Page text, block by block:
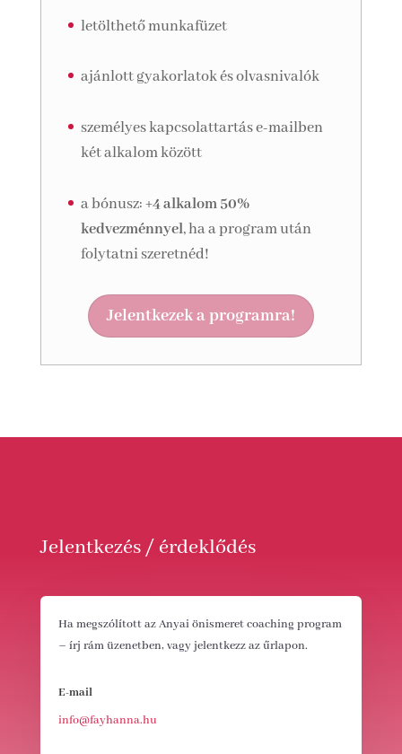
letölthető munkafüzet
ajánlott gyakorlatok és olvasnivalók
személyes kapcsolattartás e-mailben
két alkalom között
a bónusz:+4 alkalom 50%
kedvezménnyel, ha a program után
folytatni szeretnéd!
Jelentkezek a programra!
Jelentkezés / érdeklődés
Ha megszólított az Anyai önismeret coaching program
– írj rám üzenetben, vagy jelentkezz az űrlapon.
E-mail
info@fayhanna.hu